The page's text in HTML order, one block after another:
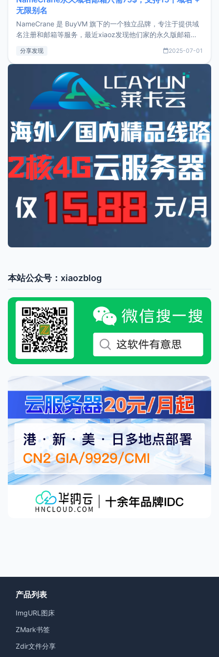
无限别名
NameCrane 是 BuyVM 旗下的一个独立品牌，专注于提供域
名注册和邮箱等服务，最近xiaoz发现他们家的永久版邮箱服
又实惠的域名邮箱，不妨尝试一下 NameCrane。注册
NameCraneNameCrane不支持直接注册，必须要购买
分享发现 2025-07-01
本站公众号：xiaozblog
产品列表
ImgURL图床
ZMark书签
Zdir文件分享